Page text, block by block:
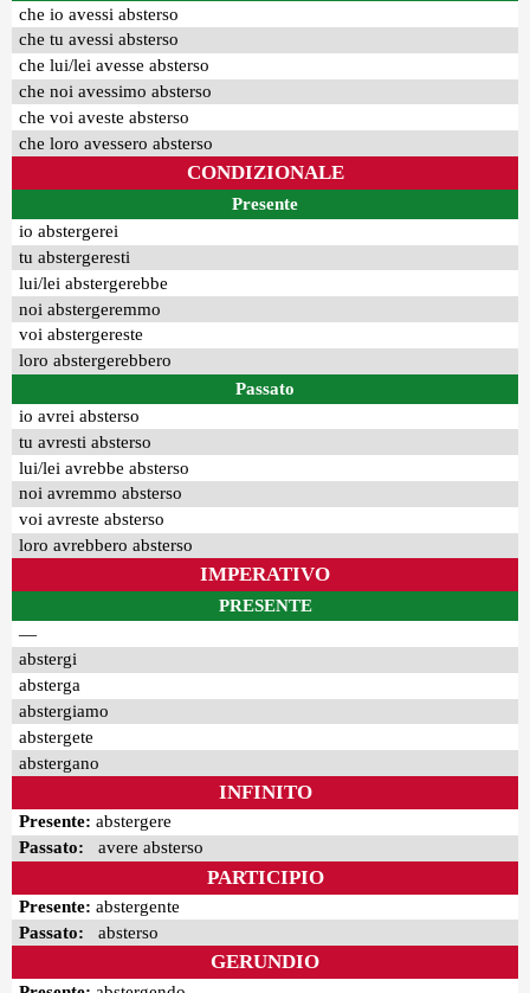
che io avessi absterso
che tu avessi absterso
che lui/lei avesse absterso
che noi avessimo absterso
che voi aveste absterso
che loro avessero absterso
CONDIZIONALE
Presente
io abstergerei
tu abstergeresti
lui/lei abstergerebbe
noi abstergeremmo
voi abstergereste
loro abstergerebbero
Passato
io avrei absterso
tu avresti absterso
lui/lei avrebbe absterso
noi avremmo absterso
voi avreste absterso
loro avrebbero absterso
IMPERATIVO
PRESENTE
—
abstergi
absterga
abstergiamo
abstergete
abstergano
INFINITO
Presente: abstergere
Passato: avere absterso
PARTICIPIO
Presente: abstergente
Passato: absterso
GERUNDIO